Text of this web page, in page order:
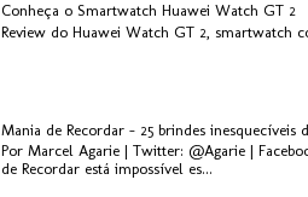
Conheça o Smartwatch Huawei Watch GT 2
Review do Huawei Watch GT 2, smartwatch
Mania de Recordar - 25 brindes inesquecíveis
Por Marcel Agarie | Twitter: @Agarie |
de Recordar está impossível es...